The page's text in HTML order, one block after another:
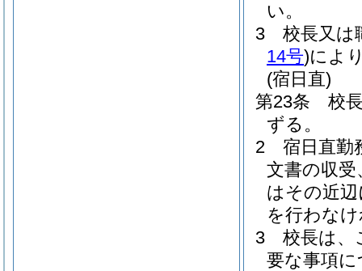
い。
3
校長又は
14号)によ
(宿日直)
第23条
校
ずる。
2
宿日直勤
文書の収受
はその近
を行わな
3
校長は、
要な事項